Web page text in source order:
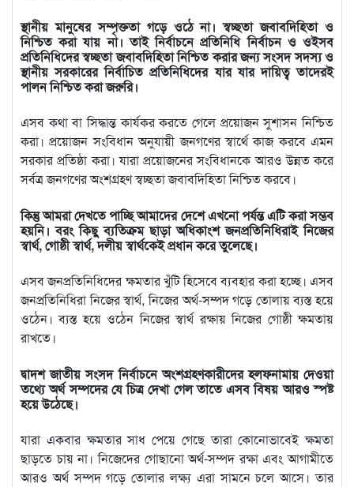
স্থানীয় মানুষের সম্পৃক্ততা গড়ে ওঠে না। স্বচ্ছতা জবাবদিহিতা ও
নিশ্চিত করা যায় না। তাই নির্বাচনে প্রতিনিধি নির্বাচন ও ওইসব
প্রতিনিধিদের স্বচ্ছতা জবাবদিহিতা নিশ্চিত করার জন্য সংসদ সদস্য ও
স্থানীয় সরকারের নির্বাচিত প্রতিনিধিদের যার যার দায়িত্ব তাদেরই
পালন নিশ্চিত করা জরুরি।
এসব কথা বা সিদ্ধান্ত কার্যকর করতে গেলে প্রয়োজন সুশাসন নিশ্চিত
করা। প্রয়োজন সংবিধান অনুযায়ী জনগণের স্বার্থে কাজ করবে এমন
সরকার প্রতিষ্ঠা করা। যারা প্রয়োজনের সংবিধানকে আরও উন্নত করে
সর্বত্র জনগণের অংশগ্রহণ স্বচ্ছতা জবাবদিহিতা নিশ্চিত করবে।
কিন্তু আমরা দেখতে পাচ্ছি আমাদের দেশে এখনো পর্যন্ত এটি করা সম্ভব
হয়নি। বরং কিছু ব্যতিক্রম ছাড়া অধিকাংশ জনপ্রতিনিধিরাই নিজের
স্বার্থ, গোষ্ঠী স্বার্থ, দলীয় স্বার্থকেই প্রধান করে তুলেছে।
এসব জনপ্রতিনিধিদের ক্ষমতার খুঁটি হিসেবে ব্যবহার করা হচ্ছে। এসব
জনপ্রতিনিধিরা নিজের স্বার্থ, নিজের অর্থ-সম্পদ গড়ে তোলায় ব্যস্ত হয়ে
ওঠেন। ব্যস্ত হয়ে ওঠেন নিজের স্বার্থ রক্ষায় নিজের গোষ্ঠী ক্ষমতায়
রাখতে।
দ্বাদশ জাতীয় সংসদ নির্বাচনে অংশগ্রহণকারীদের হলফনামায় দেওয়া
তথ্যে অর্থ সম্পদের যে চিত্র দেখা গেল তাতে এসব বিষয় আরও স্পষ্ট
হয়ে উঠেছে।
যারা একবার ক্ষমতার সাধ পেয়ে গেছে তারা কোনোভাবেই ক্ষমতা
ছাড়তে চায় না। নিজেদের গোছানো অর্থ-সম্পদ রক্ষা এবং আগামীতে
আরও অর্থ সম্পদ গড়ে তোলার লক্ষ্য এরা সামনে চলে আসে। তার